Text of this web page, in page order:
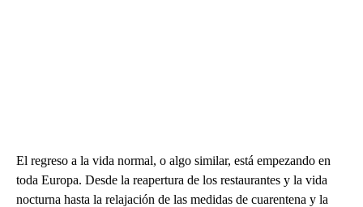
El regreso a la vida normal, o algo similar, está empezando en
toda Europa. Desde la reapertura de los restaurantes y la vida
nocturna hasta la relajación de las medidas de cuarentena y la